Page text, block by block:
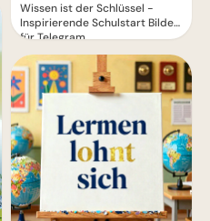
Wissen ist der Schlüssel -
Inspirierende Schulstart Bilder
für Telegram